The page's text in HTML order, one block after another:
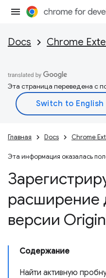
Docs Chrome
Эта страница переведена с
Главная Docs Chrome
Эта информация оказалась
расширение
версии Origin
Содержание
Найти активную